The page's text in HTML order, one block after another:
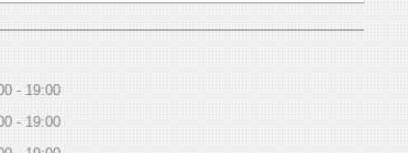
19:00
19:00